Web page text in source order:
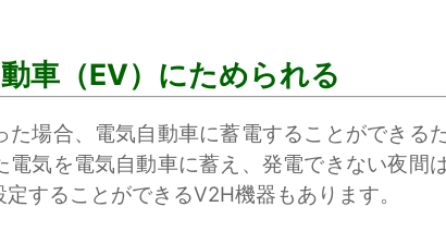
車（EV）にためられる
た場合、電気自動車に蓄電することができる
気を電気自動車に蓄え、発電できない夜間
することができるV2H機器もあります。